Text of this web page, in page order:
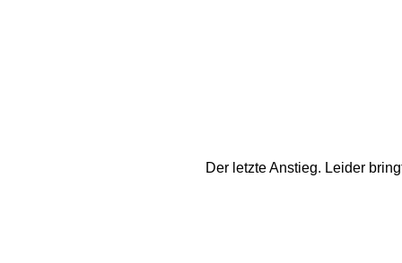
Der letzte Anstieg. Leider